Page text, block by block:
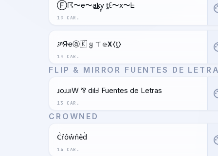
19 CAR.
Ⓕ☈〜e〜a͢𝐤y͙ t̼ꏂ〜x〜ᖶ
19 CAR.
ቻЯҽⓐ🇰 ყ ㄒ𝚎̷𝝬⧼t̼⧽
FLIP & MIRROR FUENTES DE
13 CAR.
ɹoɹɹıW ⅋ dılℲ Fuentes de Letras
CROWNED
14 CAR.
C͛r͛o͛w͛n͛e͛d͛